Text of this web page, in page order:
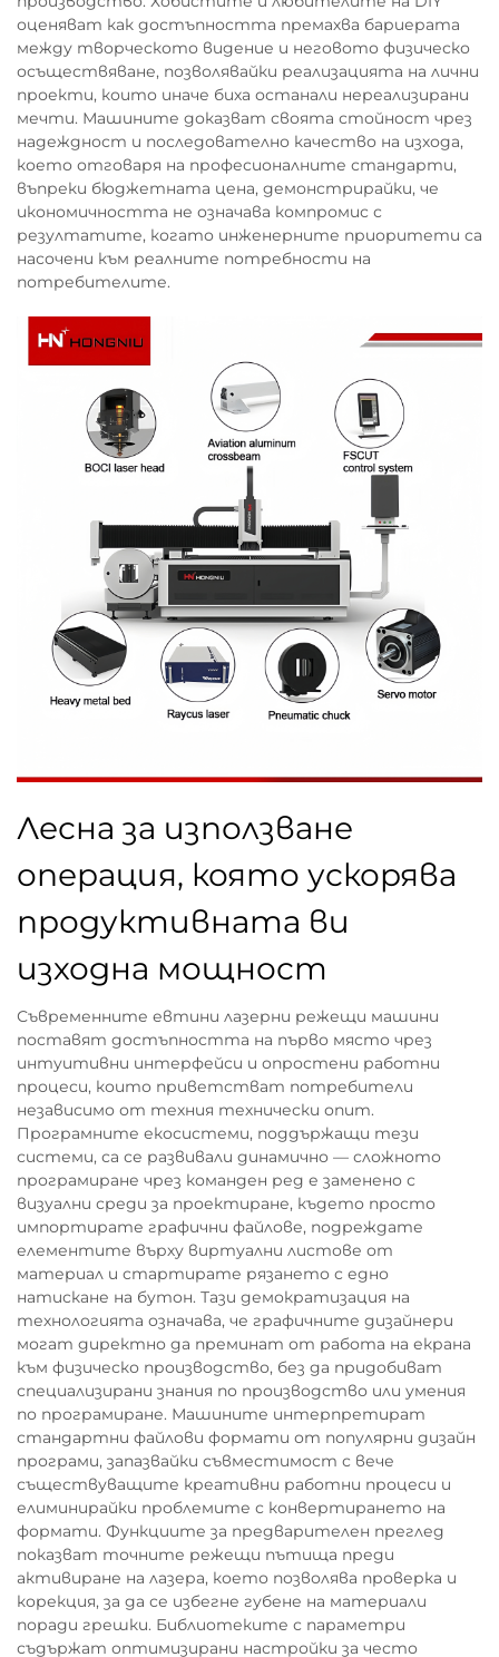
оценяват как достъпността премахва бариерата
между творческото видение и неговото физическо
осъществяване, позволявайки реализацията на лични
проекти, които иначе биха останали нереализирани
мечти. Машините доказват своята стойност чрез
надеждност и последователно качество на изхода,
което отговаря на професионалните стандарти,
въпреки бюджетната цена, демонстрирайки, че
икономичността не означава компромис с
резултатите, когато инженерните приоритети са
насочени към реалните потребности на
потребителите.
Лесна за използване
операция, която ускорява
продуктивната ви
изходна мощност
Съвременните евтини лазерни режещи машини
поставят достъпността на първо място чрез
интуитивни интерфейси и опростени работни
процеси, които приветстват потребители
независимо от техния технически опит.
Програмните екосистеми, поддържащи тези
системи, са се развивали динамично — сложното
програмиране чрез команден ред е заменено с
визуални среди за проектиране, където просто
импортирате графични файлове, подреждате
елементите върху виртуални листове от
материал и стартирате рязането с едно
натискане на бутон. Тази демократизация на
технологията означава, че графичните дизайнери
могат директно да преминат от работа на екрана
към физическо производство, без да придобиват
специализирани знания по производство или умения
по програмиране. Машините интерпретират
стандартни файлови формати от популярни дизайн
програми, запазвайки съвместимост с вече
съществуващите креативни работни процеси и
елиминирайки проблемите с конвертирането на
формати. Функциите за предварителен преглед
показват точните режещи пътища преди
активиране на лазера, което позволява проверка и
корекция, за да се избегне губене на материали
поради грешки. Библиотеките с параметри
съдържат оптимизирани настройки за често